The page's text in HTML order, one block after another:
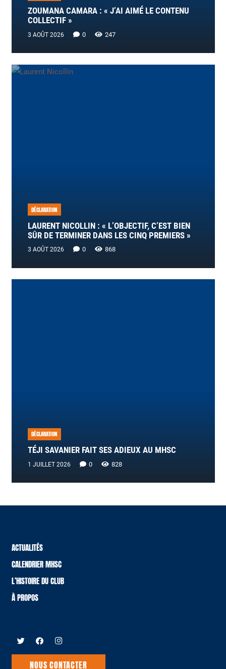
ZOUMANA CAMARA : « J’AI AIMÉ LE CONTENU
COLLECTIF »
3 AOÛT 2026 0 247
DÉCLARATION
LAURENT NICOLLIN : « L’OBJECTIF, C’EST BIEN
SÛR DE TERMINER DANS LES CINQ PREMIERS »
3 AOÛT 2026 0 868
DÉCLARATION
TÉJI SAVANIER FAIT SES ADIEUX AU MHSC
1 JUILLET 2026 0 828
ACTUALITÉS
CALENDRIER MHSC
L’HISTOIRE DU CLUB
À PROPOS
NOUS CONTACTER